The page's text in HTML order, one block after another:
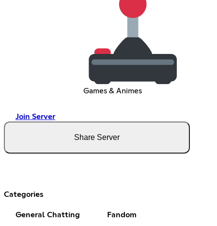
Games & Animes
Join Server
Share Server
Categories
General Chatting Fandom